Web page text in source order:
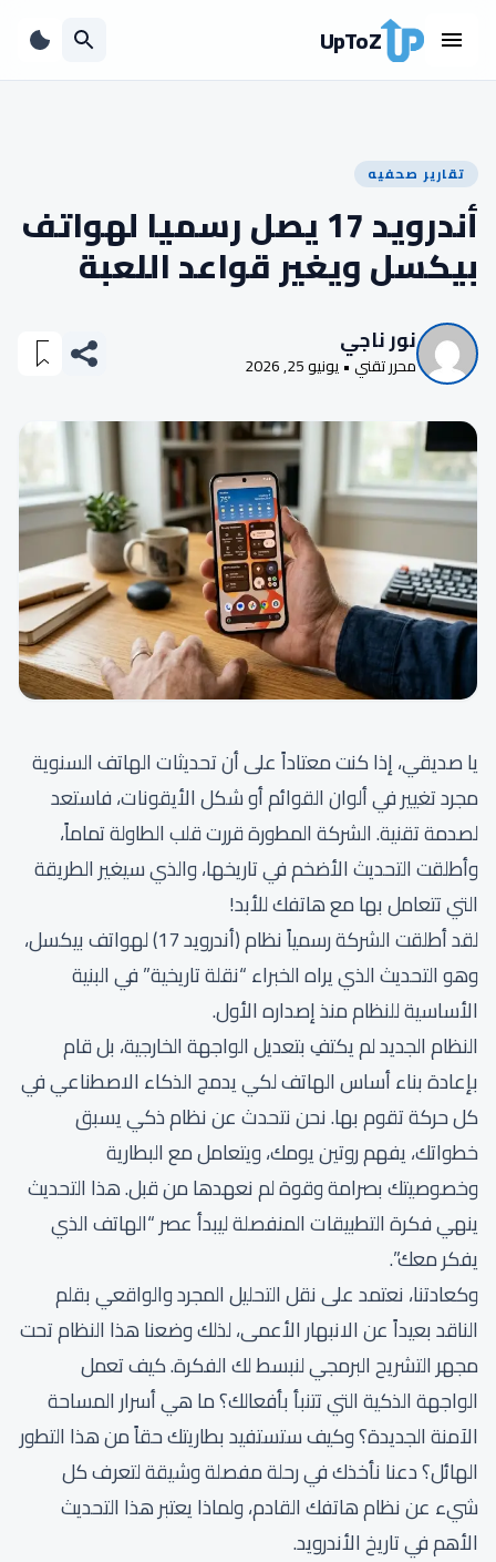
UpToZ
تقارير صحفيه
أندرويد 17 يصل رسميا لهواتف
بيكسل ويغير قواعد اللعبة
نور ناجي
محرر تقني • يونيو 25, 2026
يا صديقي، إذا كنت معتاداً على أن تحديثات الهاتف السنوية
مجرد تغيير في ألوان القوائم أو شكل الأيقونات، فاستعد
لصدمة تقنية. الشركة المطورة قررت قلب الطاولة تماماً،
وأطلقت التحديث الأضخم في تاريخها، والذي سيغير الطريقة
التي تتعامل بها مع هاتفك للأبد!
لقد أطلقت الشركة رسمياً نظام (أندرويد 17) لهواتف بيكسل،
وهو التحديث الذي يراه الخبراء “نقلة تاريخية” في البنية
الأساسية للنظام منذ إصداره الأول.
النظام الجديد لم يكتفِ بتعديل الواجهة الخارجية، بل قام
بإعادة بناء أساس الهاتف لكي يدمج الذكاء الاصطناعي في
كل حركة تقوم بها. نحن نتحدث عن نظام ذكي يسبق
خطواتك، يفهم روتين يومك، ويتعامل مع البطارية
وخصوصيتك بصرامة وقوة لم نعهدها من قبل. هذا التحديث
ينهي فكرة التطبيقات المنفصلة ليبدأ عصر “الهاتف الذي
يفكر معك”.
وكعادتنا، نعتمد على نقل التحليل المجرد والواقعي بقلم
الناقد بعيداً عن الانبهار الأعمى، لذلك وضعنا هذا النظام تحت
مجهر التشريح البرمجي لنبسط لك الفكرة. كيف تعمل
الواجهة الذكية التي تتنبأ بأفعالك؟ ما هي أسرار المساحة
الآمنة الجديدة؟ وكيف ستستفيد بطاريتك حقاً من هذا التطور
الهائل؟ دعنا نأخذك في رحلة مفصلة وشيقة لتعرف كل
شيء عن نظام هاتفك القادم، ولماذا يعتبر هذا التحديث
الأهم في تاريخ الأندرويد.